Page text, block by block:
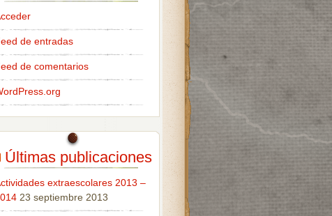
de entradas
de comentarios
Últimas publicaciones
extraescolares 2013 –
23 septiembre 2013